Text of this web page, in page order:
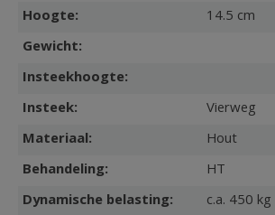
Hoogte:
14.5 cm
Gewicht:
Insteekhoogte:
Insteek:
Vierweg
Materiaal:
Hout
Behandeling:
HT
Dynamische belasting:
c.a. 450 kg